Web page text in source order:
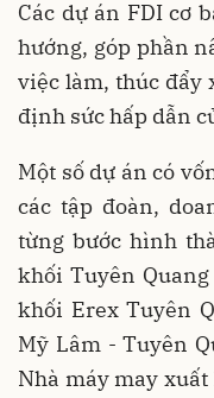
Các dự án FDI cơ
hướng, góp phần
việc làm, thúc đẩy
định sức hấp dẫn
Một số dự án có
các tập đoàn,
từng bước hình
khối Tuyên
khối Erex Tuyên
Mỹ Lâm - Tuyên
Nhà máy may